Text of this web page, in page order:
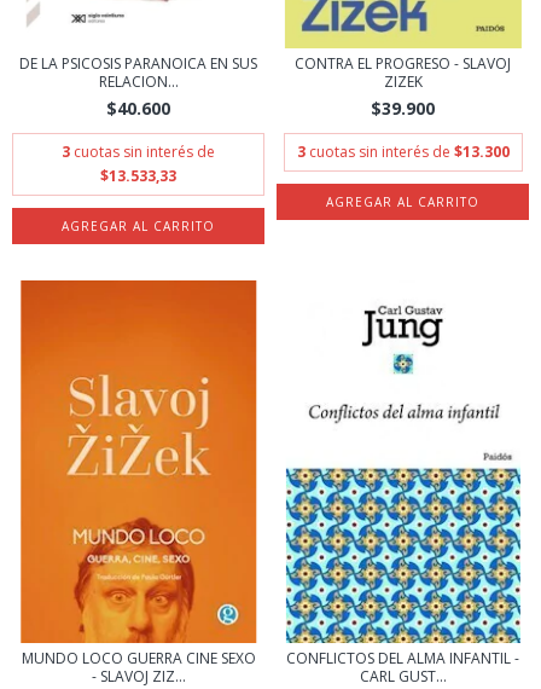
DE LA PSICOSIS PARANOICA EN SUS
RELACION...
$40.600
3 cuotas sin interés de
$13.533,33
CONTRA EL PROGRESO - SLAVOJ
ZIZEK
$39.900
3 cuotas sin interés de $13.300
MUNDO LOCO GUERRA CINE SEXO
- SLAVOJ ZIZ...
CONFLICTOS DEL ALMA INFANTIL -
CARL GUST...